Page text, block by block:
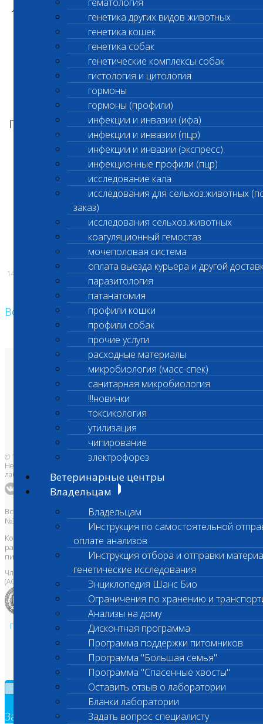
генетика других видов животных
генетика кошек
генетика собак
генетические комплексы собак
гистология и цитология
гормоны
гормоны (профили)
инфекции и инвазии (ифа)
инфекции и инвазии (пцр)
инфекции и инвазии (экспресс)
инфекционные профили (пцр)
исследование кала
исследования для сельхоз.животных
заказ)
исследования сельхоз.животных
коагуляционный гемостаз
мочеполовая система
оплата выезда курьера и другой
паразитология
патанатомия
профили кошки
профили собак
прочие услуги
расходные материалы
микробиология (масс-спек)
санитарная микробиология
!!!новинки
токсикология
утилизация
чипирование
электрофорез
Ветеринарные центры
Владельцам
Владельцам
Инструкция по самостоятельной
оплате анализов
Инструкция отбора и отправки
генетические исследования
Энциклопедия Шанс Био
Ограничения по хранению и
Анализы на дому
Дисконтная программа
Программа поддержки питомников
Программа "Большая семья"
Программа "Спасенные хвосты"
Оставить отзыв о лаборатории
Бланки лаборатории
Задать вопрос специалисту
лейкоформулы и ретикулоцитами (без СОЭ,5-
DIFF)
код 231,230.
Ретикулоциты кошек и собак
(автоматический подсчет на анализаторе 5
diff, световая микроскопия) код 240,241
По адресу Электролитный проезд, дом 3 стр.12
О возобновленииисследования будет
сообщено дополнительно
С уважением,
Администрация ООО «Шанс Био»
14.11.2025
Возврат к списку
О лаборатории
Анализы и цены
Ветеринарные центры
Владельцам
Врачам и клиникам
Бланки лаборатории
Банк донорской крови
Адреса лабораторий
© 1996-2026
Независимая ветеринарная
лаборатория Шанс Био
Все права защищены и охраняются законом. Товарный знак
№395740 от 2008 г. ООО "ШАНС БИО"
Копирование, тиражирование, а также использование материалов,
размещенных на сайтеwww.vetlab.ruвозможно только с
письменного разрешения Правообладателя
Член Национальной ветеринарной палаты
(АСРО НВП)
Политика в области персональных данных и конфиденциальности
Пользовательское соглашение
Техническая поддержка
Заявка на обратный звонок